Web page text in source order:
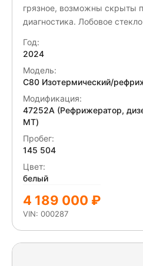
грязное, возможны скрыты
диагностика. Лобовое
Год:
2024
Модель:
C80 Изотермический/
Модификация:
47252A (Рефрижератор,
МТ)
Пробег:
145 504
Цвет:
белый
4 189 000 ₽
VIN: 000287